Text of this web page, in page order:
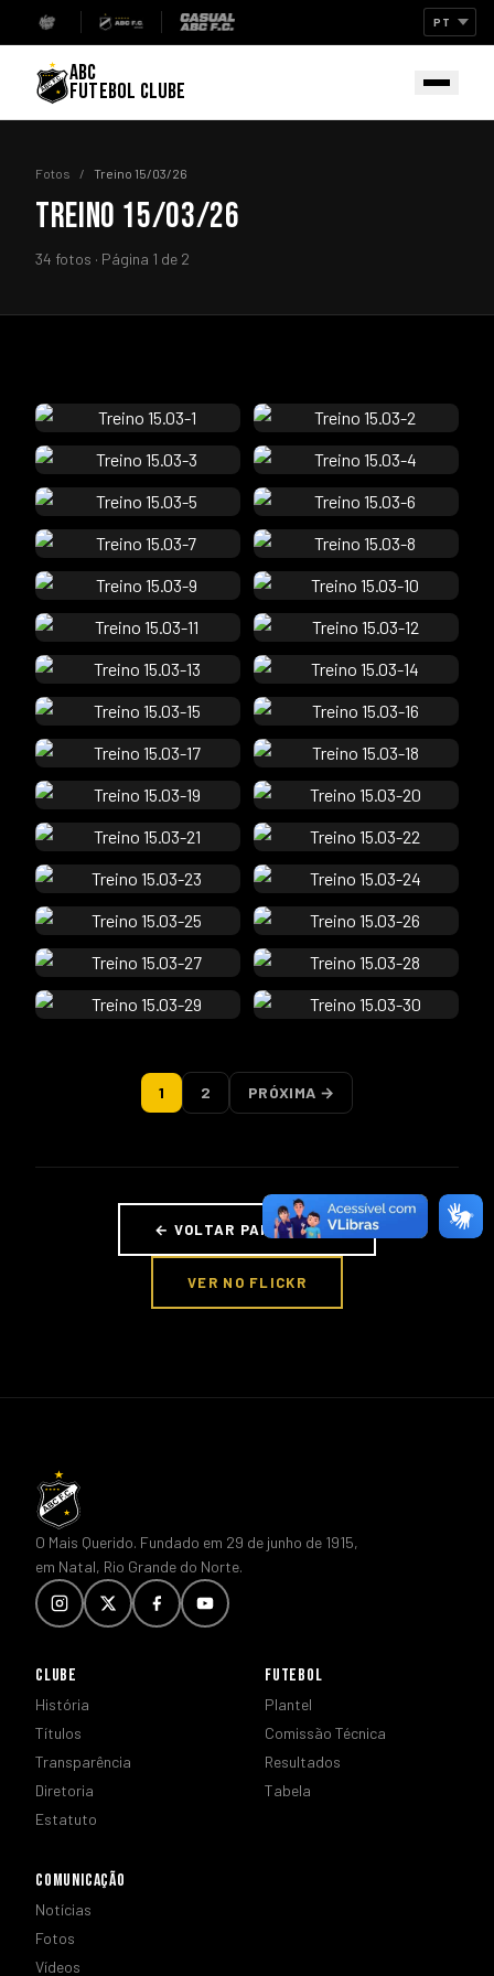
ABC
FUTEBOL CLUBE
Fotos / Treino 15/03/26
TREINO 15/03/26
34 fotos · Página 1 de 2
1 2 PRÓXIMA →
← VOLTAR PARA FOTOS
VER NO FLICKR
O Mais Querido. Fundado em 29 de junho de 1915,
em Natal, Rio Grande do Norte.
CLUBE
História
Títulos
Transparência
Diretoria
Estatuto
FUTEBOL
Plantel
Comissão Técnica
Resultados
Tabela
COMUNICAÇÃO
Notícias
Fotos
Vídeos